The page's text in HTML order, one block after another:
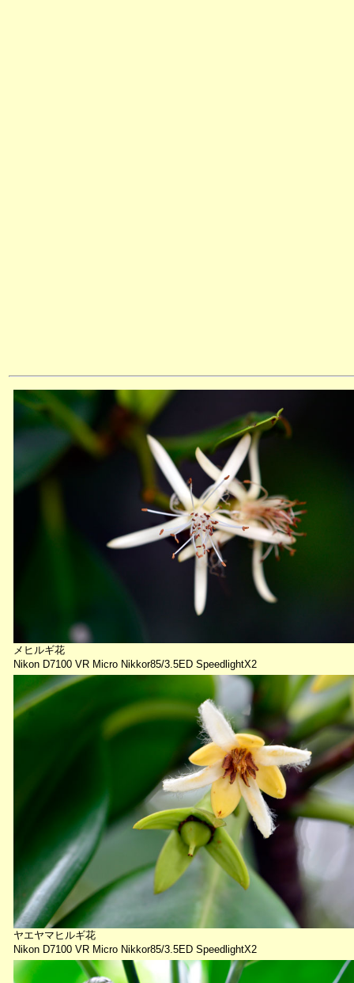
メヒルギ花
Nikon D7100 VR Micro Nikkor85/3.5ED SpeedlightX2
ヤエヤマヒルギ花
Nikon D7100 VR Micro Nikkor85/3.5ED SpeedlightX2